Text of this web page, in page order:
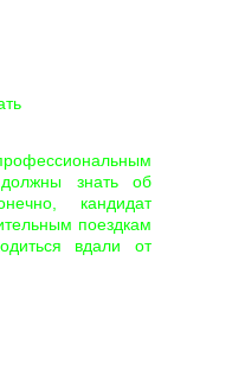
должны знать об
кандидат
поездкам
вдали от